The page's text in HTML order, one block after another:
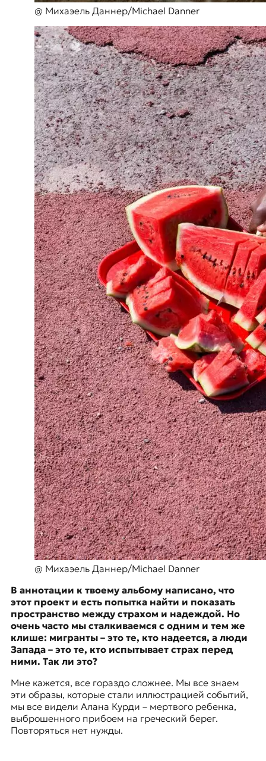
@ Михаэель Даннер/Michael Danner
@ Михаэель Даннер/Michael Danner
В аннотации к твоему альбому написано, что
этот проект и есть попытка найти и показать
пространство между страхом и надеждой. Но
очень часто мы сталкиваемся с одним и тем же
клише: мигранты – это те, кто надеется, а люди
Запада – это те, кто испытывает страх перед
ними. Так ли это?
Мне кажется, все гораздо сложнее. Мы все знаем
эти образы, которые стали иллюстрацией событий,
мы все видели Алана Курди – мертвого ребенка,
выброшенного прибоем на греческий берег.
Повторяться нет нужды.